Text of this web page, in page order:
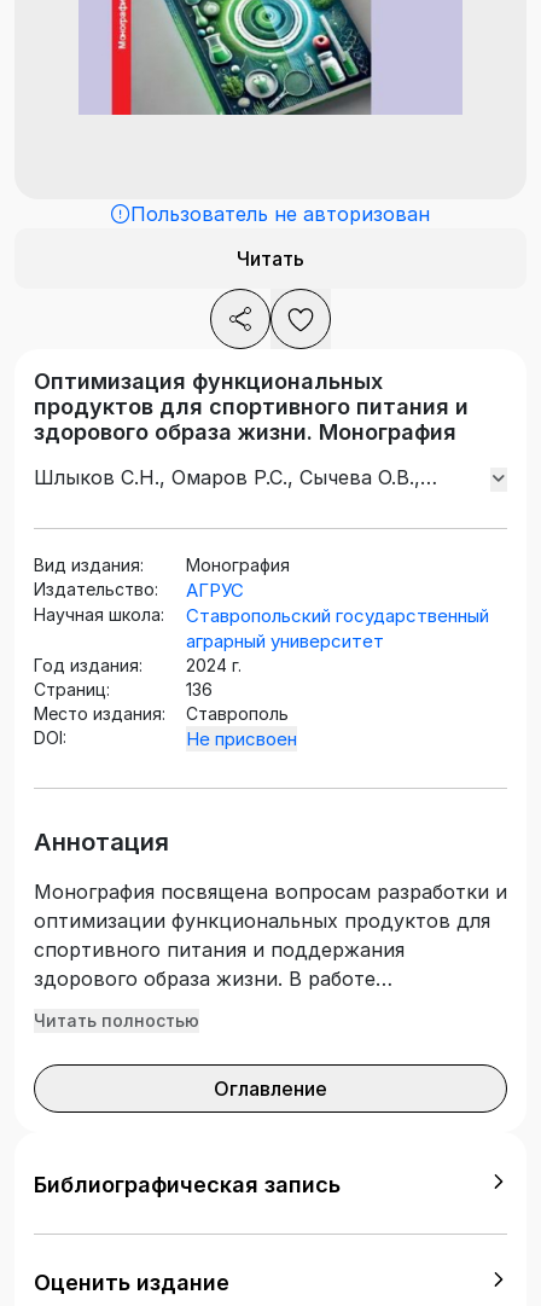
Пользователь не авторизован
Читать
Оптимизация функциональных
продуктов для спортивного питания и
здорового образа жизни. Монография
Шлыков С.Н., Омаров Р.С., Сычева О.В.,
Вид издания:
Монография
Издательство:
АГРУС
Научная школа:
Ставропольский государственный
аграрный университет
Год издания:
2024 г.
Страниц:
136
Место издания:
Ставрополь
DOI:
Не присвоен
Аннотация
Монография посвящена вопросам разработки и
оптимизации функциональных продуктов для
спортивного питания и поддержания
здорового образа жизни. В работе
рассмотрены ключевые принципы создания
направленных на повышение физической
выносливости, ускорение восстановления
Читать полностью
Оглавление
Библиографическая запись
Оценить издание